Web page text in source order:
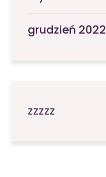
grudzień 2022
zzzzz